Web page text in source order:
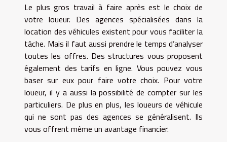
Le plus gros travail à faire après est le choix de
votre loueur. Des agences spécialisées dans la
location des véhicules existent pour vous faciliter la
tâche. Mais il faut aussi prendre le temps d’analyser
toutes les offres. Des structures vous proposent
également des tarifs en ligne. Vous pouvez vous
baser sur eux pour faire votre choix. Pour votre
loueur, il y a aussi la possibilité de compter sur les
particuliers. De plus en plus, les loueurs de véhicule
qui ne sont pas des agences se généralisent. Ils
vous offrent même un avantage financier.